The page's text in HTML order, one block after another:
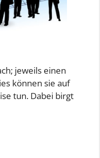
jeweils einen
können sie auf
tun. Dabei birgt